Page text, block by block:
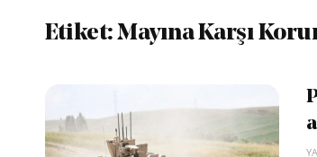
Etiket:Mayına Karşı